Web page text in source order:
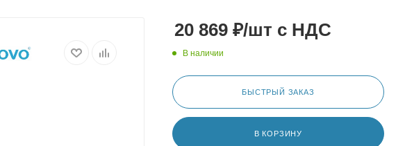
20 869 ₽/шт с НДС
В наличии
БЫСТРЫЙ ЗАКАЗ
В КОРЗИНУ